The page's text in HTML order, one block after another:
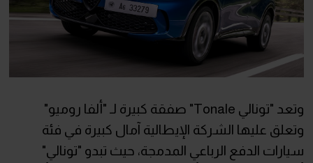
وتعد "تونالي Tonale" صفقة كبيرة لـ "ألفا روميو"
وتعلق عليها الشركة الإيطالية آمال كبيرة في فئة
سيارات الدفع الرباعي المدمجة، حيث تبدو "تونالي"